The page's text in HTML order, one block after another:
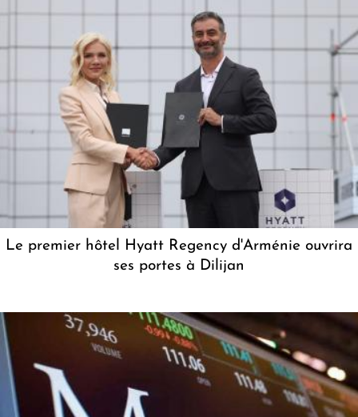
Le premier hôtel Hyatt Regency d'Arménie ouvrira
ses portes à Dilijan